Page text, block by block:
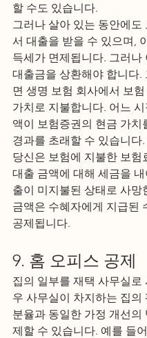
할 수도 있습니다.
그러나 살아 있는 동안에도
서 대출을 받을 수 있으며,
득세가 면제됩니다. 그러나
대출금을 상환해야 합니다.
면 생명 보험 회사에서 보
가치로 지불합니다. 어느
액이 보험증권의 현금 가치
경과를 초래할 수 있습니다
당신은 보험에 지불한 보험
대출 금액에 대해 세금을
출이 미지불된 상태로 사망
금액은 수혜자에게 지급된
공제됩니다.
9. 홈 오피스 공제
집의 일부를 재택 사무실로
우 사무실이 차지하는 집의
분율과 동일한 가정 개선의
제할 수 있습니다. 예를 들